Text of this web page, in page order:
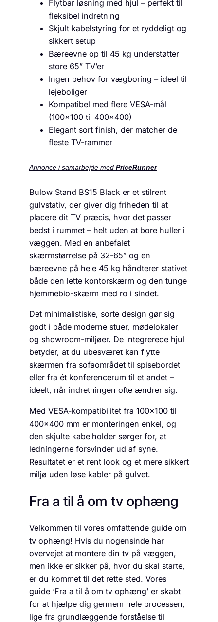
Flytbar løsning med hjul – perfekt til
fleksibel indretning
Skjult kabelstyring for et ryddeligt og
sikkert setup
Bæreevne op til 45 kg understøtter
store 65” TV’er
Ingen behov for vægboring – ideel til
lejeboliger
Kompatibel med flere VESA-mål
(100×100 til 400×400)
Elegant sort finish, der matcher de
fleste TV-rammer
Annonce i samarbejde med PriceRunner
Bulow Stand BS15 Black er et stilrent
gulvstativ, der giver dig friheden til at
placere dit TV præcis, hvor det passer
bedst i rummet – helt uden at bore huller i
væggen. Med en anbefalet
skærmstørrelse på 32-65” og en
bæreevne på hele 45 kg håndterer stativet
både den lette kontor­skærm og den tunge
hjemmebio-skærm med ro i sindet.
Det minimalistiske, sorte design gør sig
godt i både moderne stuer, mødelokaler
og showroom-miljøer. De integrerede hjul
betyder, at du ubesværet kan flytte
skærmen fra sofaområdet til spisebordet
eller fra ét konferencerum til et andet –
ideelt, når indretningen ofte ændrer sig.
Med VESA-kompatibilitet fra 100×100 til
400×400 mm er monteringen enkel, og
den skjulte kabelholder sørger for, at
ledningerne forsvinder ud af syne.
Resultatet er et rent look og et mere sikkert
miljø uden løse kabler på gulvet.
Fra a til å om tv ophæng
Velkommen til vores omfattende guide om
tv ophæng! Hvis du nogensinde har
overvejet at montere din tv på væggen,
men ikke er sikker på, hvor du skal starte,
er du kommet til det rette sted. Vores
guide ‘Fra a til å om tv ophæng’ er skabt
for at hjælpe dig gennem hele processen,
lige fra grundlæggende forståelse til